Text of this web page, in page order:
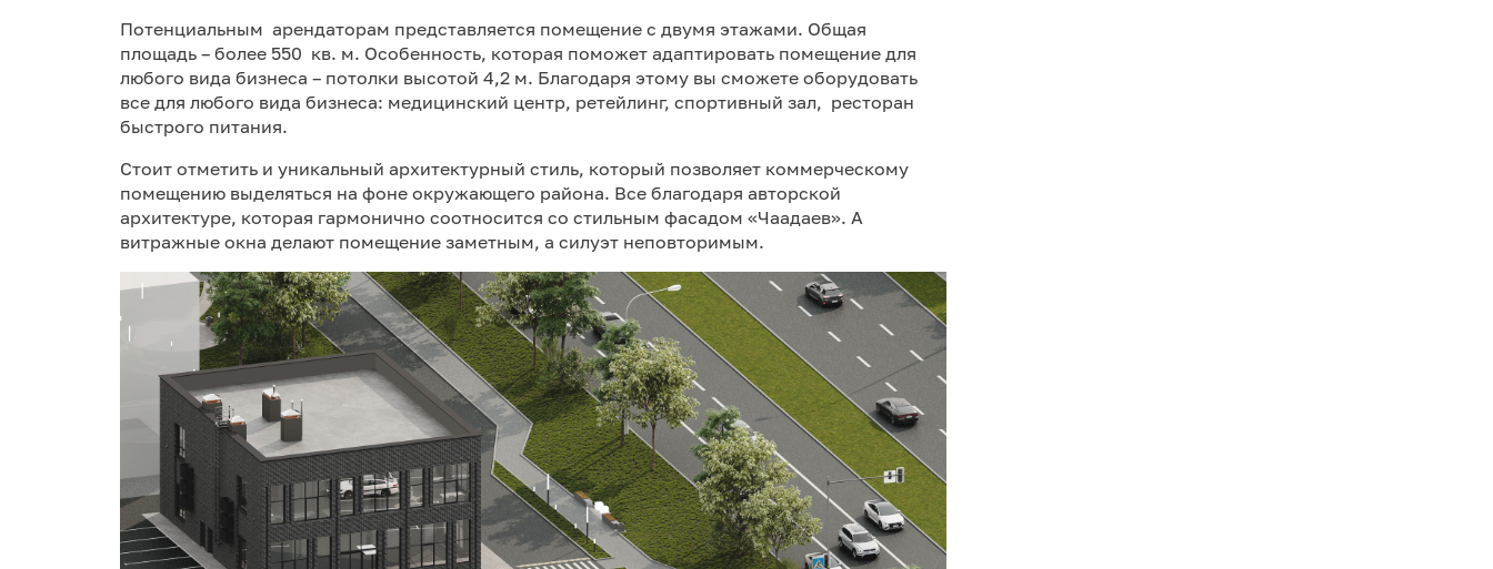
Потенциальным арендаторам представляется помещение с двумя этажами. Общая
площадь – более 550 кв. м. Особенность, которая поможет адаптировать помещение для
любого вида бизнеса – потолки высотой 4,2 м. Благодаря этому вы сможете оборудовать
все для любого вида бизнеса: медицинский центр, ретейлинг, спортивный зал, ресторан
быстрого питания.
Стоит отметить и уникальный архитектурный стиль, который позволяет коммерческому
помещению выделяться на фоне окружающего района. Все благодаря авторской
архитектуре, которая гармонично соотносится со стильным фасадом «Чаадаев». А
витражные окна делают помещение заметным, а силуэт неповторимым.